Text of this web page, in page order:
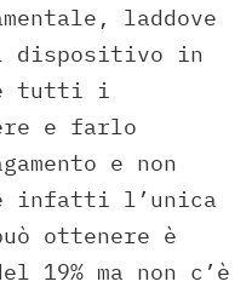
laddove
dispositivo in
tutti i
e farlo
e non
infatti l’unica
ottenere è
19% ma non c’è